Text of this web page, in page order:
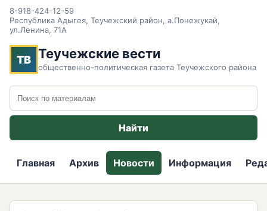
8-918-424-12-59
Республика Адыгея, Теучежский район, а.Понежукай,
ул.Ленина, 71А
ТВ Теучежские вести
общественно-политическая газета Теучежского района
Поиск по сайту
Найти
Главная Архив Новости Информация